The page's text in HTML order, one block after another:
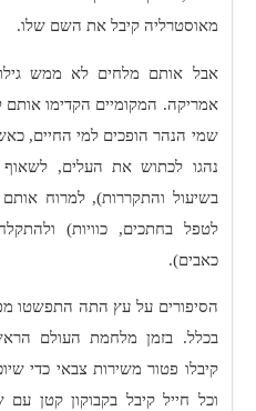
מאוסטרליה קיבל את השם שלו.
אבל אותם מלחים לא ממש
אמריקה. המקומיים הקדימו
שמי הנהר הופכים למי החיים,
נהגו לכתוש את העלים,
בשיעול והתקררות), למרוח אותם
לטפל בחתכים, כוויות)
כאבים).
הסיפורים על עץ התה התפשטו
בכלל. בזמן מלחמת העולם
קיבלו פטור משירות צבאי כדי
וכל חייל קיבל בקבוקון קטן